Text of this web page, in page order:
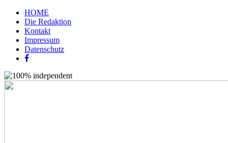
HOME
Die Redaktion
Kontakt
Impressum
Datenschutz